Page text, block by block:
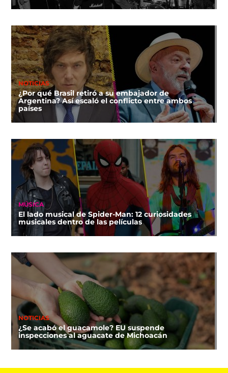
NOTICIAS
¿Por qué Brasil retiró a su embajador de
Argentina? Así escaló el conflicto entre ambos
países
MÚSICA
El lado musical de Spider-Man: 12 curiosidades
musicales dentro de las películas
NOTICIAS
¿Se acabó el guacamole? EU suspende
inspecciones al aguacate de Michoacán